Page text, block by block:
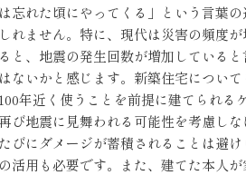
忘れた頃にやってくる」という言葉
れません。特に、現代は災害の頻度
と、地震の発生回数が増加している
ないかと感じます。新築住宅につい
年近く使うことを前提に建てられ
び地震に見舞われる可能性を考慮し
びにダメージが蓄積されることは避
活用も必要です。また、建てた本人